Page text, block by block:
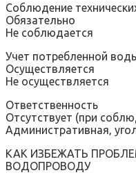
Соблюдение
Обязательно
Не соблюдается
Учет потребленной
Осуществляется
Не осуществляется
Ответственность
Отсутствует (при
Административная‚
КАК ИЗБЕЖАТЬ
ВОДОПРОВОДУ